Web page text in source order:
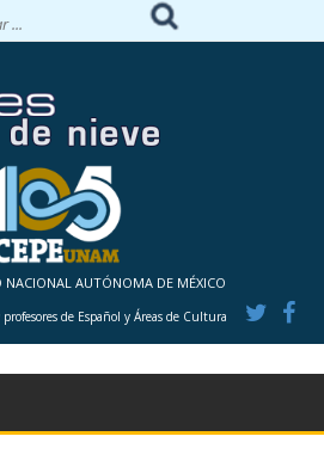
NACIONAL AUTÓNOMA DE MÉXICO
de Español y Áreas de Cultura